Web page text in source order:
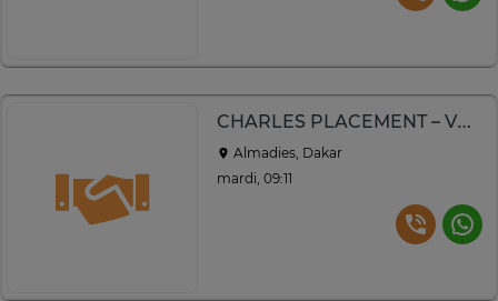
CHARLES PLACEMENT – VOS SERVICES À DOMICILE
Almadies, Dakar
mardi, 09:11